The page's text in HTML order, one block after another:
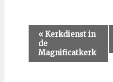
Evenement
Navigatie
«Kerkdienst in
de
Magnificatkerk